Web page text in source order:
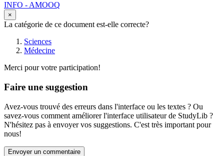
INFO - AMOOQ
×
La catégorie de ce document est-elle correcte?
Sciences
Médecine
Merci pour votre participation!
Faire une suggestion
Avez-vous trouvé des erreurs dans l'interface ou les textes ? Ou
savez-vous comment améliorer l'interface utilisateur de StudyLib ?
N'hésitez pas à envoyer vos suggestions. C'est très important pour
nous!
Envoyer un commentaire